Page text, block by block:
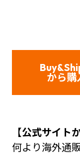
から購
【公式サイト
何より海外通